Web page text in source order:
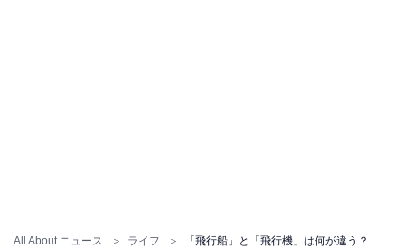
All About ニュース ライフ
最初に誕生したのはどれ？